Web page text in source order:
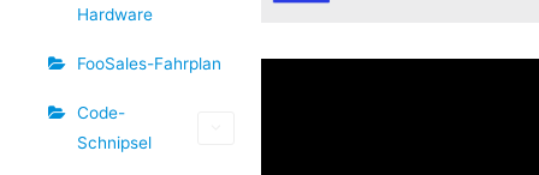
Hardware
FooSales-Fahrplan
Code-
Schnipsel